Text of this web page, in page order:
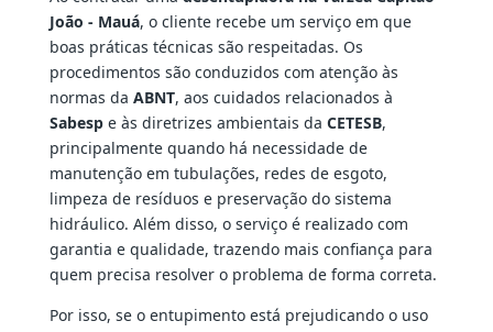
João - Mauá, o cliente recebe um serviço em que
boas práticas técnicas são respeitadas. Os
procedimentos são conduzidos com atenção às
normas da ABNT, aos cuidados relacionados à
Sabespe às diretrizes ambientais da CETESB,
principalmente quando há necessidade de
manutenção em tubulações, redes de esgoto,
limpeza de resíduos e preservação do sistema
hidráulico. Além disso, o serviço é realizado com
garantia e qualidade, trazendo mais confiança para
quem precisa resolver o problema de forma correta.
Por isso, se o entupimento está prejudicando o uso